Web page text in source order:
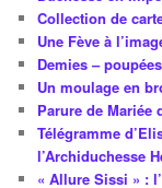
Collection de
Une Fève à
Demies –
Un moulage en
Parure de Mariée
Télégramme
l’Archiduchesse
« Allure Sissi » :